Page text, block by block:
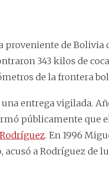
proveniente de Bolivia
343 kilos de
de la frontera
entrega vigilada.
públicamente que
. En 1996
a Rodríguez de